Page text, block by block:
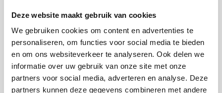
Deze website maakt gebruik van cookies
We gebruiken cookies om content en advertenties te
personaliseren, om functies voor social media te bieden
en om ons websiteverkeer te analyseren. Ook delen we
informatie over uw gebruik van onze site met onze
partners voor social media, adverteren en analyse. Deze
partners kunnen deze gegevens combineren met andere
TIJDIG ONDERHOUD VOORKOMT
STILSTAND!